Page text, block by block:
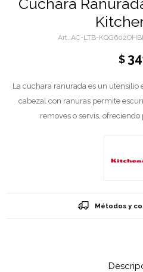
Cuchara
AC-LTB-
$
La cuchara ranurada es un utensilio
cabezal con ranuras permite
removes o servís,
Métodos y